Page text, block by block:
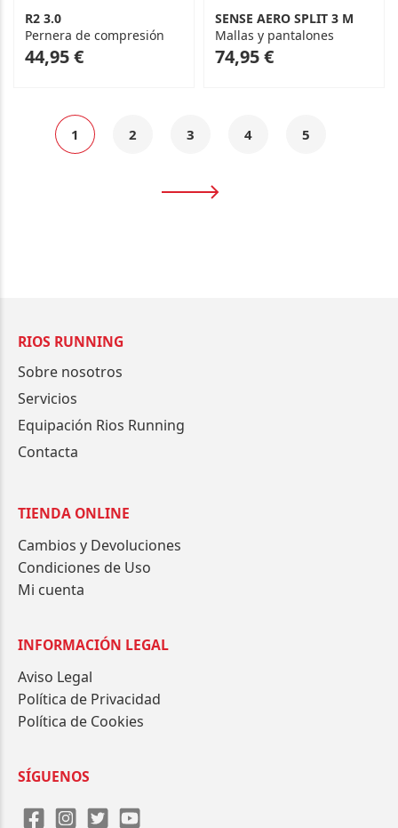
R2 3.0
Pernera de compresión
44,95 €
SENSE AERO SPLIT 3 M
Mallas y pantalones
As
low
74,95 €
PáginaActualmente
1 Página
2 Página
3 Página
4 Página
5
Página
Siguiente
RIOS RUNNING
Sobre nosotros
Servicios
Equipación Rios Running
Contacta
TIENDA ONLINE
Cambios y Devoluciones
Condiciones de Uso
Mi cuenta
INFORMACIÓN LEGAL
Aviso Legal
Política de Privacidad
Política de Cookies
SÍGUENOS